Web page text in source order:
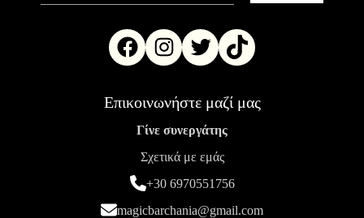
Επικοινωνήστε μαζί μας
Γίνε συνεργάτης
Σχετικά με εμάς
+30 6970551756
magicbarchania@gmail.com